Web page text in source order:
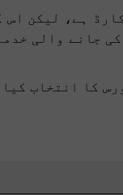
ہے، لیکن اس
جانے والی
کا انتخاب